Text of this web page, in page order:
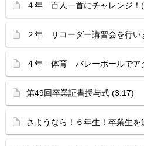
４年 百人一首にチャレンジ！
２年 リコーダー講習会を行い
４年 体育 バレーボールでア
第49回卒業証書授与式 (3.17)
さようなら！６年生！卒業生を